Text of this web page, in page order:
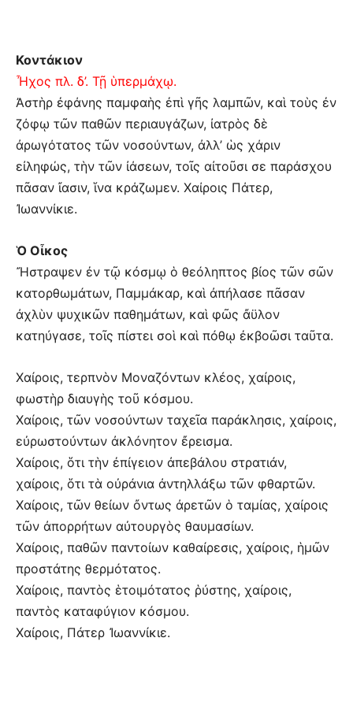
Κοντάκιον
Ἦχος πλ. δ’. Τῇ ὑπερμάχῳ.
Ἀστὴρ ἐφάνης παμφαὴς ἐπὶ γῆς λαμπῶν, καὶ τοὺς ἐν
ζόφῳ τῶν παθῶν περιαυγάζων, ἰατρὸς δὲ
ἀρωγότατος τῶν νοσούντων, ἀλλ’ ὡς χάριν
εἰληφώς, τὴν τῶν ἰάσεων, τοῖς αἰτοῦσι σε παράσχου
πᾶσαν ἴασιν, ἵνα κράζωμεν. Χαίροις Πάτερ,
Ἰωαννίκιε.
Ὁ Οἶκος
Ἤστραψεν ἐν τῷ κόσμῳ ὁ θεόληπτος βίος τῶν σῶν
κατορθωμάτων, Παμμάκαρ, καὶ ἀπήλασε πᾶσαν
ἀχλὺν ψυχικῶν παθημάτων, καὶ φῶς ἄϋλον
κατηύγασε, τοῖς πίστει σοὶ καὶ πόθῳ ἐκβοῶσι ταῦτα.
Χαίροις, τερπνὸν Μοναζόντων κλέος, χαίροις,
φωστὴρ διαυγὴς τοῦ κόσμου.
Χαίροις, τῶν νοσούντων ταχεῖα παράκλησις, χαίροις,
εὐρωστούντων ἀκλόνητον ἔρεισμα.
Χαίροις, ὅτι τὴν ἐπίγειον ἀπεβάλου στρατιάν,
χαίροις, ὅτι τὰ οὐράνια ἀντηλλάξω τῶν φθαρτῶν.
Χαίροις, τῶν θείων ὄντως ἀρετῶν ὁ ταμίας, χαίροις
τῶν ἀπορρήτων αὐτουργὸς θαυμασίων.
Χαίροις, παθῶν παντοίων καθαίρεσις, χαίροις, ἡμῶν
προστάτης θερμότατος.
Χαίροις, παντὸς ἑτοιμότατος ῥύστης, χαίροις,
παντὸς καταφύγιον κόσμου.
Χαίροις, Πάτερ Ἰωαννίκιε.